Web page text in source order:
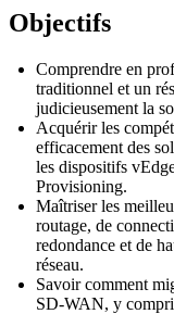
Objectifs
Comprendre en
traditionnel et un
judicieusement la
Acquérir les
efficacement des
les dispositifs
Provisioning.
Maîtriser les
routage, de
redondance et de
réseau.
Savoir comment
SD-WAN, y